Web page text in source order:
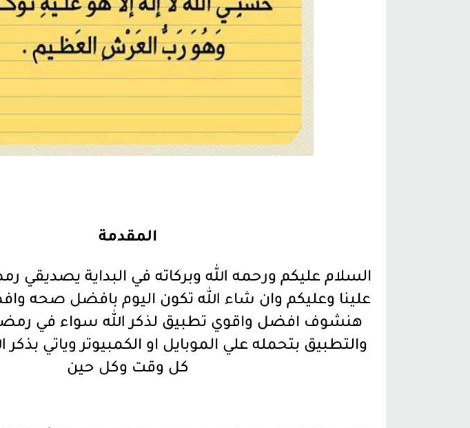
المقدمة
السلام عليكم ورحمه الله وبركاته في البداية يصديقي
علينا وعليكم وان شاء الله تكون اليوم بافضل صحه
هنشوف افضل واقوي تطبيق لذكر الله سواء في
والتطبيق بتحمله علي الموبايل او الكمبيوتر وياتي
كل وقت وكل حين